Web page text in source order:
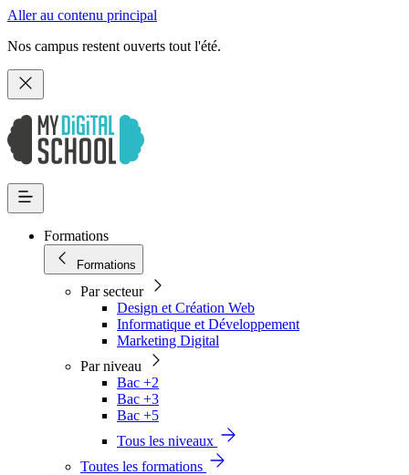
Aller au contenu principal
Nos campus restent ouverts tout l'été.
Formations
Formations
Par secteur
Design et Création Web
Informatique et Développement
Marketing Digital
Par niveau
Bac +2
Bac +3
Bac +5
Tous les niveaux
Toutes les formations